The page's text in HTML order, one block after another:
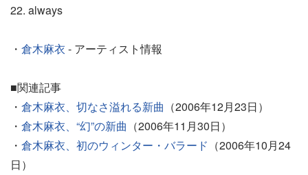
22. always
・ 倉木麻衣 - アーティスト情報
■関連記事
・ 倉木麻衣、切なさ溢れる新曲 （2006年12月23日）
・ 倉木麻衣、“幻”の新曲 （2006年11月30日）
・ 倉木麻衣、初のウィンター・バラード （2006年10月24
日）